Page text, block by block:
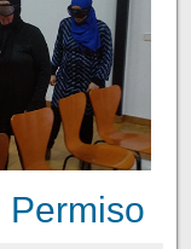
Permiso